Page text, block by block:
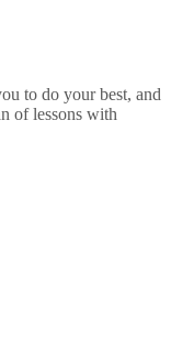
to do your best, and
of lessons with